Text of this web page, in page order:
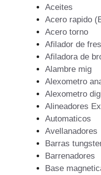
Aceites
Acero rapido
Acero torno
Afilador de
Afiladora de
Alambre mig
Alexometro
Alexometro
Alineadores
Automaticos
Avellanadores
Barras
Barrenadores
Base